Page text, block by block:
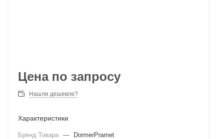
Цена по запросу
Нашли дешевле?
Характеристики
Бренд Товара —
DormerPramet